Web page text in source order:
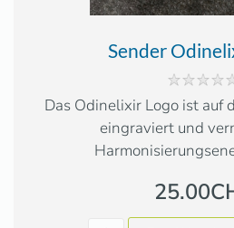
Sender
Das Odinelixir Logo ist auf
eingraviert und